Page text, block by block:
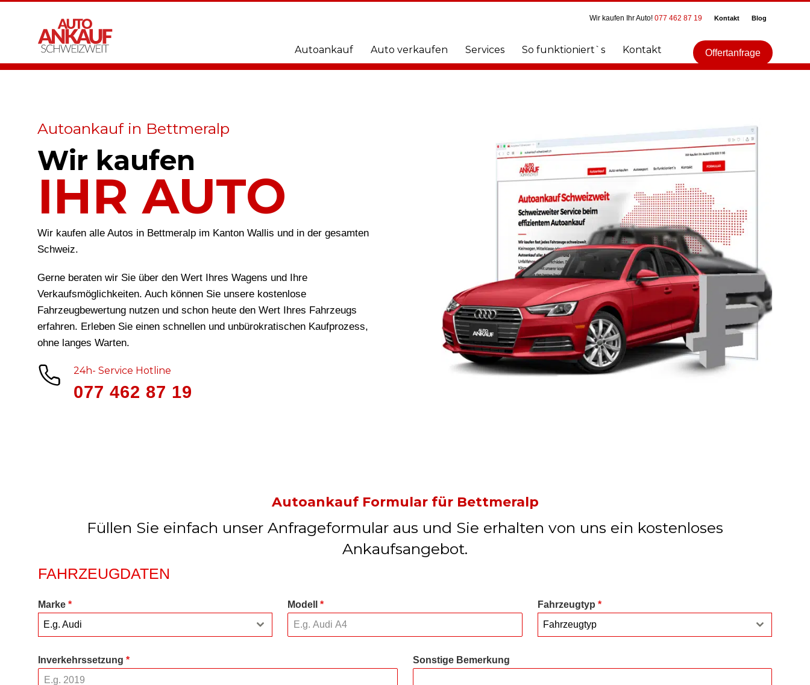
Wir kaufen Ihr Auto! 077 462 87 19 Kontakt Blog
Autoankauf Auto verkaufen Services So funktioniert`s Kontakt Offertanfrage
Autoankauf in Bettmeralp
Wir kaufen
IHR AUTO
Wir kaufen alle Autos in Bettmeralp im Kanton Wallis und in der gesamten
Schweiz.
Gerne beraten wir Sie über den Wert Ihres Wagens und Ihre
Verkaufsmöglichkeiten. Auch können Sie unsere kostenlose
Fahrzeugbewertung nutzen und schon heute den Wert Ihres Fahrzeugs
erfahren. Erleben Sie einen schnellen und unbürokratischen Kaufprozess,
ohne langes Warten.
24h- Service Hotline
077 462 87 19
Autoankauf Formular für Bettmeralp
Füllen Sie einfach unser Anfrageformular aus und Sie erhalten von uns ein kostenloses
Ankaufsangebot.
FAHRZEUGDATEN
Marke *
E.g. Audi
Modell* Fahrzeugtyp *
Fahrzeugtyp
Inverkehrssetzung * Sonstige Bemerkung